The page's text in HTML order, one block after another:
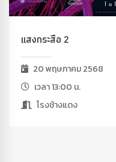
แสงกระสือ 2
20 พฤษภาคม 2568
เวลา 13:00 น.
โรงช้างแดง